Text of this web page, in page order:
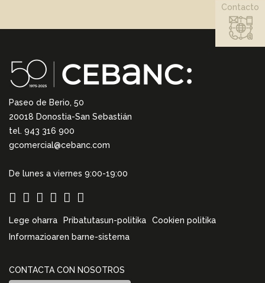
Paseo de Berio, 50
20018 Donostia-San Sebastián
tel. 943 316 900
gcomercial@cebanc.com
De lunes a viernes 9:00-19:00
Lege oharra Pribatutasun-politika
Cookien politika
Informazioaren barne-sistema
CONTACTA CON NOSOTROS
Contacto